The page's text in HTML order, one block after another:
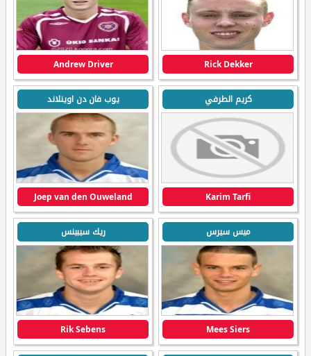
Rick Dekker
Andrew Driver
كريم الطرفي
Karim Tarfi
يوب فان دن اوينلاند
Joep van den Ouweland
ميس سيرس
Mees Siers
ريك سيبينس
Rik Sebens